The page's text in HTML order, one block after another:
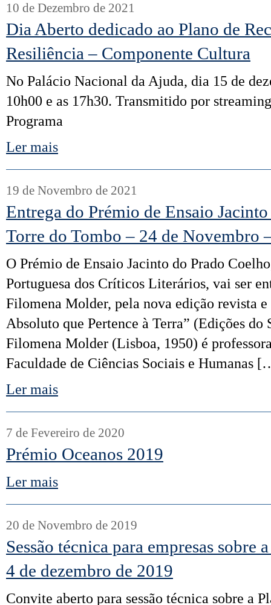
10 de Dezembro de 2021
Dia Aberto dedicado ao Plano de
Resiliência – Componente Cultura
No Palácio Nacional da Ajuda, dia 15 de
10h00 e as 17h30. Transmitido por
Programa
Ler mais
19 de Novembro de 2021
Entrega do Prémio de Ensaio
Torre do Tombo – 24 de Novembro
O Prémio de Ensaio Jacinto do Prado
Portuguesa dos Críticos Literários, vai ser
Filomena Molder, pela nova edição revista e
Absoluto que Pertence à Terra” (Edições do
Filomena Molder (Lisboa, 1950) é
Faculdade de Ciências Sociais e Humanas
Ler mais
7 de Fevereiro de 2020
Prémio Oceanos 2019
Ler mais
20 de Novembro de 2019
Sessão técnica para empresas sobre
4 de dezembro de 2019
Convite aberto para sessão técnica sobre a